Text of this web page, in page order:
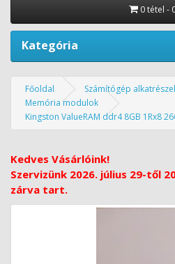
0 tétel -
Kategória
Főoldal
Számítógép
Memória modulok
Kingston ValueRAM ddr4 8GB 1Rx8
Kedves Vásárlóink!
Szervizünk 2026. július 29-től
zárva tart.